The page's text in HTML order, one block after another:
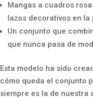
Mangas a cuadros
lazos decorativos en
Un conjunto que
que nunca pasa de
Esta modelo ha sido
cómo queda el conjunto
siempre es la de nuestra